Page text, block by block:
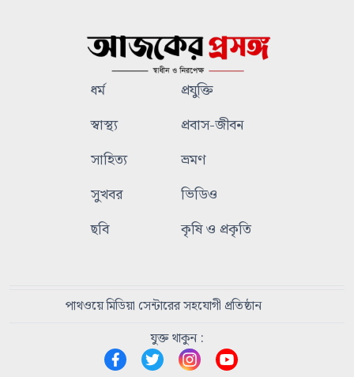
ধর্ম
প্রযুক্তি
স্বাস্থ্য
প্রবাস-জীবন
সাহিত্য
ভ্রমণ
সুখবর
ভিডিও
ছবি
কৃষি ও প্রকৃতি
পাথওয়ে মিডিয়া সেন্টারের সহযোগী প্রতিষ্ঠান
যুক্ত থাকুন :